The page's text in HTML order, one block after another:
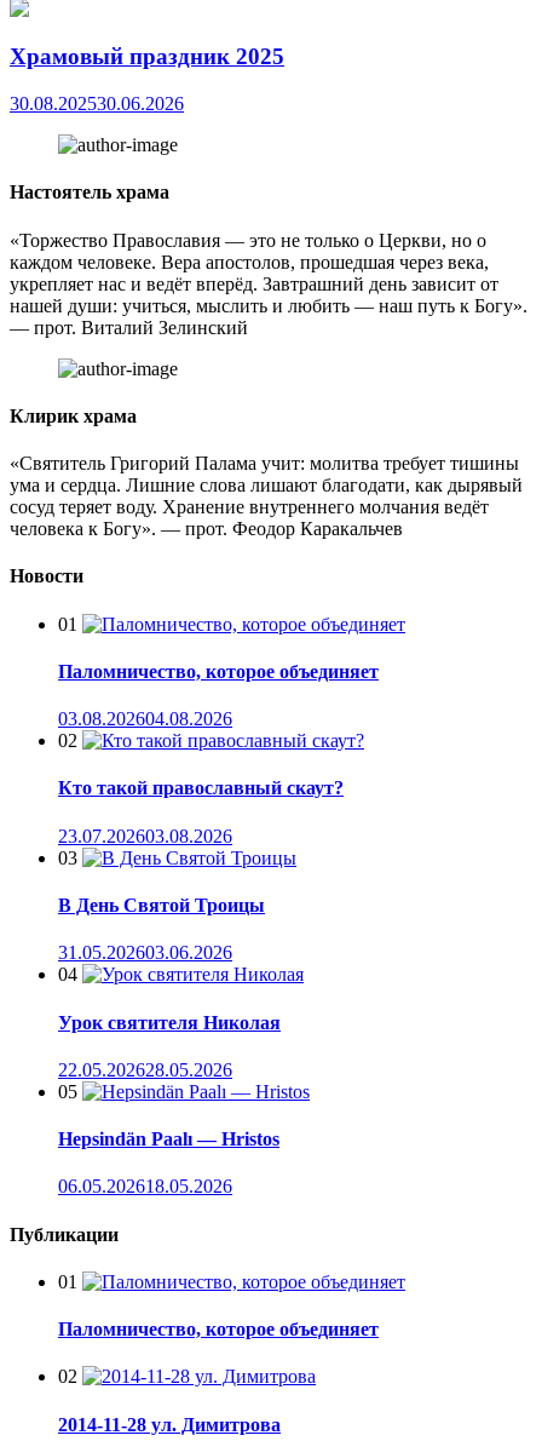
Храмовый праздник 2025
30.08.202530.06.2026
Настоятель храма
«Торжество Православия — это не только о Церкви, но о
каждом человеке. Вера апостолов, прошедшая через века,
укрепляет нас и ведёт вперёд. Завтрашний день зависит от
нашей души: учиться, мыслить и любить — наш путь к Богу».
— прот. Виталий Зелинский
Клирик храма
«Святитель Григорий Палама учит: молитва требует тишины
ума и сердца. Лишние слова лишают благодати, как дырявый
сосуд теряет воду. Хранение внутреннего молчания ведёт
человека к Богу». — прот. Феодор Каракальчев
Новости
01
Паломничество, которое объединяет
03.08.202604.08.2026
02
Кто такой православный скаут?
23.07.202603.08.2026
03
В День Святой Троицы
31.05.202603.06.2026
04
Урок святителя Николая
22.05.202628.05.2026
05
Hepsindän Paalı — Hristos
06.05.202618.05.2026
Публикации
01
Паломничество, которое объединяет
02
2014-11-28 ул. Димитрова